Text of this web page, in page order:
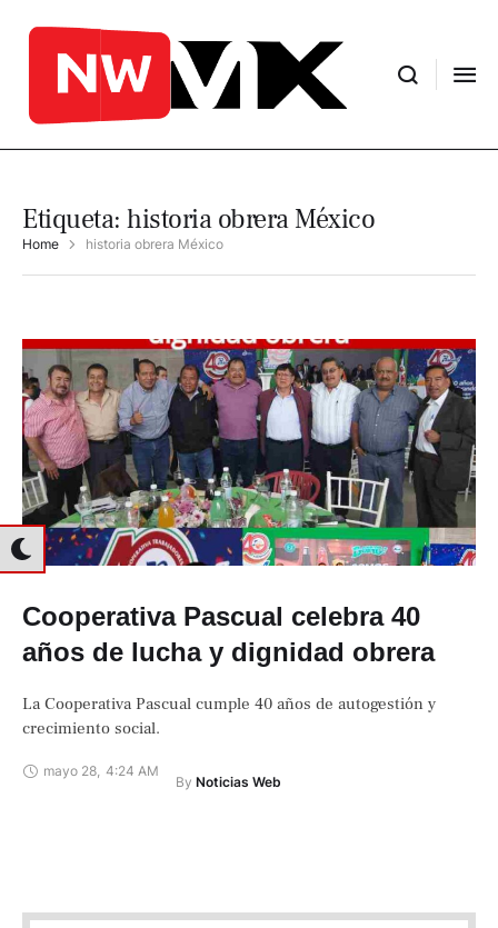
Etiqueta: historia obrera México
Home historia obrera México
Cooperativa Pascual celebra 40
años de lucha y dignidad obrera
La Cooperativa Pascual cumple 40 años de autogestión y
crecimiento social.
mayo 28, 4:24 AM
By Noticias Web